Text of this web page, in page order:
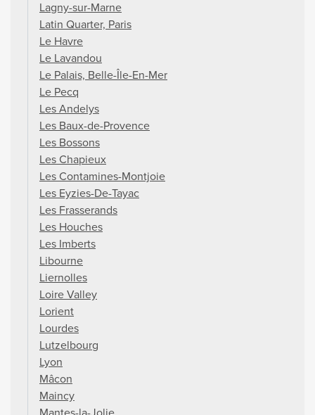
Lagny-sur-Marne
Latin Quarter, Paris
Le Havre
Le Lavandou
Le Palais, Belle-Île-En-Mer
Le Pecq
Les Andelys
Les Baux-de-Provence
Les Bossons
Les Chapieux
Les Contamines-Montjoie
Les Eyzies-De-Tayac
Les Frasserands
Les Houches
Les Imberts
Libourne
Liernolles
Loire Valley
Lorient
Lourdes
Lutzelbourg
Lyon
Mâcon
Maincy